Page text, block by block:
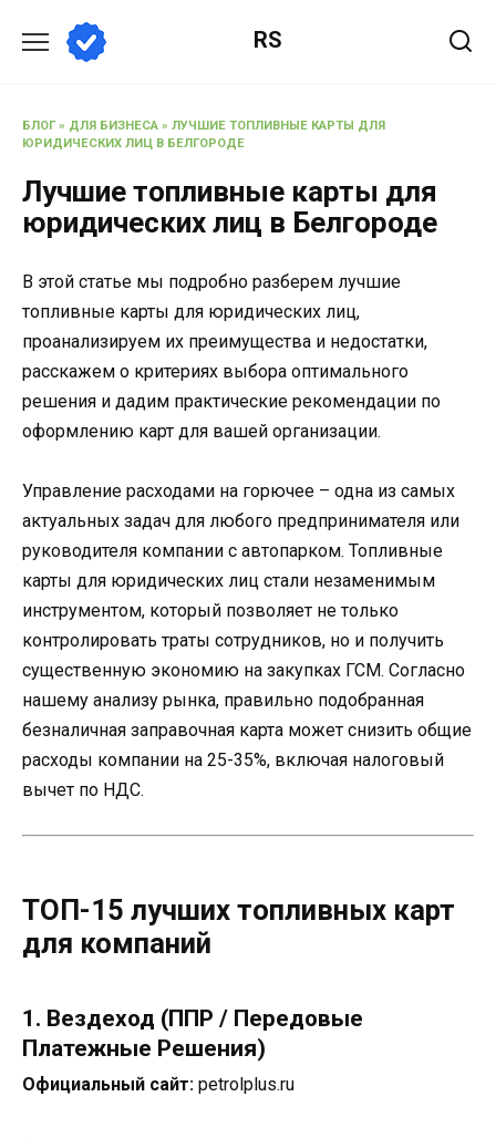
содержанию
RS
БЛОГ» ДЛЯ БИЗНЕСА » ЛУЧШИЕ ТОПЛИВНЫЕ КАРТЫ ДЛЯ
ЮРИДИЧЕСКИХ ЛИЦ В БЕЛГОРОДЕ
Лучшие топливные карты для
юридических лиц в Белгороде
В этой статье мы подробно разберем лучшие
топливные карты для юридических лиц,
проанализируем их преимущества и недостатки,
расскажем о критериях выбора оптимального
решения и дадим практические рекомендации по
оформлению карт для вашей организации.
Управление расходами на горючее – одна из самых
актуальных задач для любого предпринимателя или
руководителя компании с автопарком. Топливные
карты для юридических лиц стали незаменимым
инструментом, который позволяет не только
контролировать траты сотрудников, но и получить
существенную экономию на закупках ГСМ. Согласно
нашему анализу рынка, правильно подобранная
безналичная заправочная карта может снизить общие
расходы компании на 25-35%, включая налоговый
вычет по НДС.
ТОП-15 лучших топливных карт
для компаний
1. Вездеход (ППР / Передовые
Платежные Решения)
Официальный сайт: petrolplus.ru